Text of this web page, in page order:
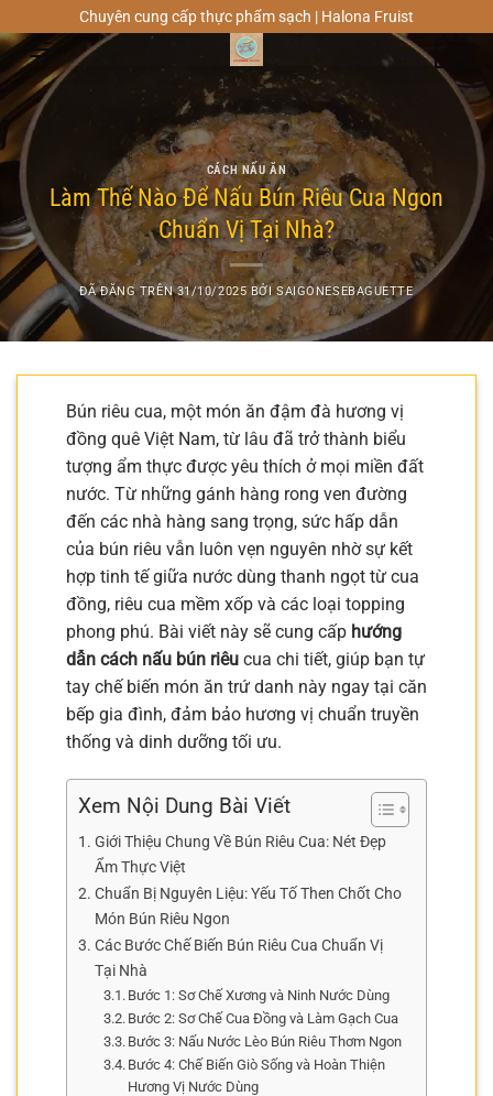
đến
nội
dung
Chuyên cung cấp thực phẩm sạch | Halona Fruist
CÁCH NẤU ĂN
Làm Thế Nào Để Nấu Bún Riêu Cua Ngon
Chuẩn Vị Tại Nhà?
ĐÃ ĐĂNG TRÊN31/10/2025 BỞISAIGONESEBAGUETTE
Bún riêu cua, một món ăn đậm đà hương vị
đồng quê Việt Nam, từ lâu đã trở thành biểu
tượng ẩm thực được yêu thích ở mọi miền đất
nước. Từ những gánh hàng rong ven đường
đến các nhà hàng sang trọng, sức hấp dẫn
của bún riêu vẫn luôn vẹn nguyên nhờ sự kết
hợp tinh tế giữa nước dùng thanh ngọt từ cua
đồng, riêu cua mềm xốp và các loại topping
phong phú. Bài viết này sẽ cung cấp hướng
dẫn cách nấu bún riêu cua chi tiết, giúp bạn tự
tay chế biến món ăn trứ danh này ngay tại căn
bếp gia đình, đảm bảo hương vị chuẩn truyền
thống và dinh dưỡng tối ưu.
Xem Nội Dung Bài Viết
Giới Thiệu Chung Về Bún Riêu Cua: Nét Đẹp
Ẩm Thực Việt
Chuẩn Bị Nguyên Liệu: Yếu Tố Then Chốt Cho
Món Bún Riêu Ngon
Các Bước Chế Biến Bún Riêu Cua Chuẩn Vị
Tại Nhà
Bước 1: Sơ Chế Xương và Ninh Nước Dùng
Bước 2: Sơ Chế Cua Đồng và Làm Gạch Cua
Bước 3: Nấu Nước Lèo Bún Riêu Thơm Ngon
Bước 4: Chế Biến Giò Sống và Hoàn Thiện
Hương Vị Nước Dùng